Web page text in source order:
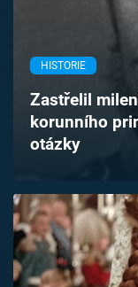
TV Program
Časopis
Sledujte
Sledujte nás
HISTORIE
Zastřelil
korunního
otázky